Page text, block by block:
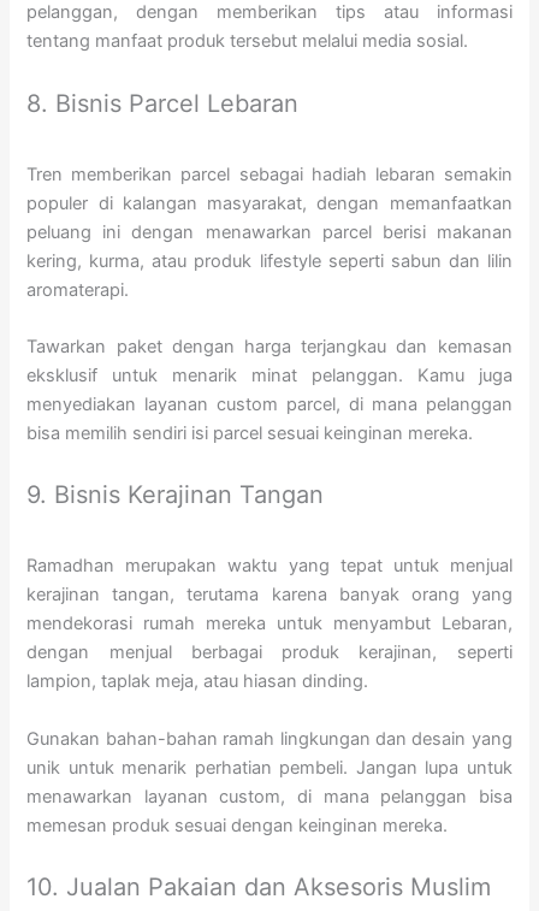
pelanggan, dengan memberikan tips atau informasi
tentang manfaat produk tersebut melalui media sosial.
8. Bisnis Parcel Lebaran
Tren memberikan parcel sebagai hadiah lebaran semakin
populer di kalangan masyarakat, dengan memanfaatkan
peluang ini dengan menawarkan parcel berisi makanan
kering, kurma, atau produk lifestyle seperti sabun dan lilin
aromaterapi.
Tawarkan paket dengan harga terjangkau dan kemasan
eksklusif untuk menarik minat pelanggan. Kamu juga
menyediakan layanan custom parcel, di mana pelanggan
bisa memilih sendiri isi parcel sesuai keinginan mereka.
9. Bisnis Kerajinan Tangan
Ramadhan merupakan waktu yang tepat untuk menjual
kerajinan tangan, terutama karena banyak orang yang
mendekorasi rumah mereka untuk menyambut Lebaran,
dengan menjual berbagai produk kerajinan, seperti
lampion, taplak meja, atau hiasan dinding.
Gunakan bahan-bahan ramah lingkungan dan desain yang
unik untuk menarik perhatian pembeli. Jangan lupa untuk
menawarkan layanan custom, di mana pelanggan bisa
memesan produk sesuai dengan keinginan mereka.
10. Jualan Pakaian dan Aksesoris Muslim